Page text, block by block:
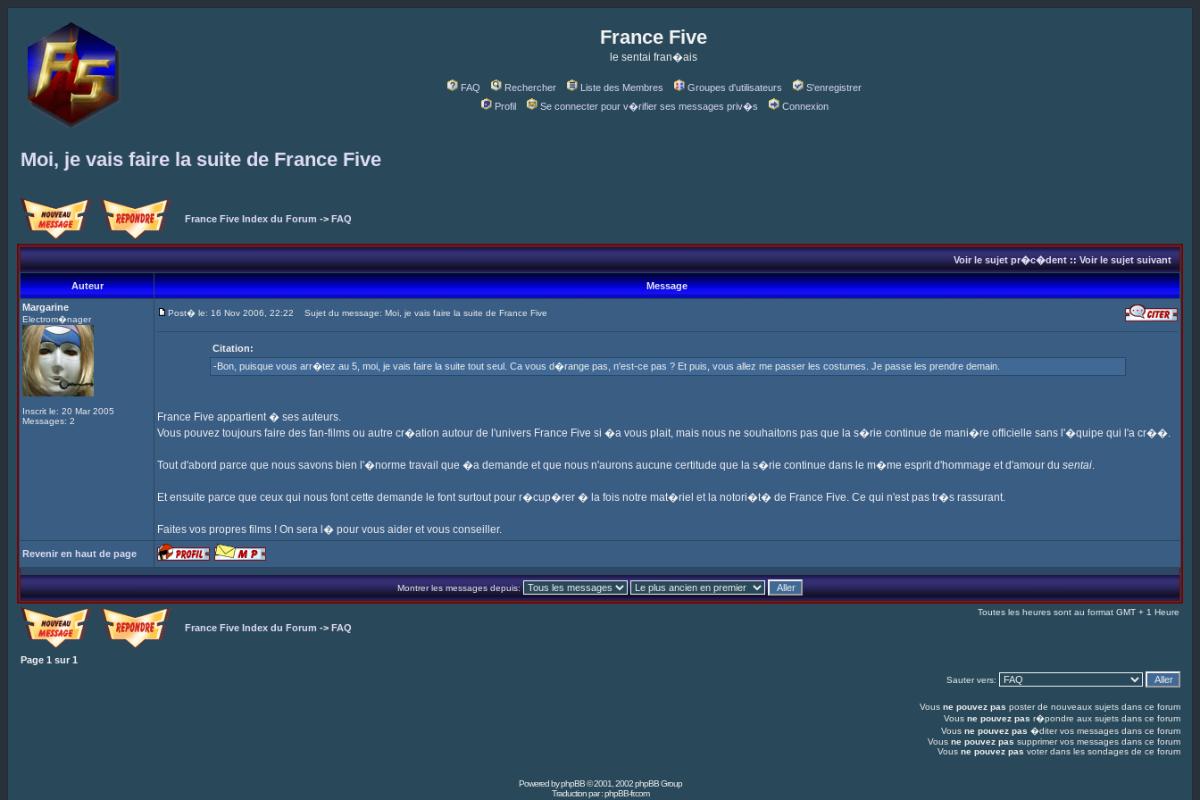
France Five
le sentai fran�ais
FAQ Rechercher Liste des Membres Groupes d'utilisateurs
S'enregistrer
Profil
Se connecter pour v�rifier ses messages priv�s Connexion
Moi, je vais faire la suite de France Five
France Five Index du Forum -> FAQ
Voir le sujet pr�c�dent::Voir le sujet suivant
Auteur
Message
Margarine
Electrom�nager
Inscrit le: 20 Mar 2005
Messages: 2
Post� le: 16 Nov 2006, 22:22 Sujet du message: Moi, je vais faire la suite de France Five
Citation:
-Bon, puisque vous arr�tez au 5, moi, je vais faire la suite tout seul. Ca vous d�range pas, n'est-ce pas ? Et puis, vous allez me passer les costumes. Je passe les prendre demain.
France Five appartient � ses auteurs.
Vous pouvez toujours faire des fan-films ou autre cr�ation autour de l'univers France Five si �a vous plait, mais nous ne souhaitons pas que la s�rie continue de mani�re officielle sans l'�quipe qui l'a cr��.
Tout d'abord parce que nous savons bien l'�norme travail que �a demande et que nous n'aurons aucune certitude que la s�rie continue dans le m�me esprit d'hommage et d'amour du sentai.
Et ensuite parce que ceux qui nous font cette demande le font surtout pour r�cup�rer � la fois notre mat�riel et la notori�t� de France Five. Ce qui n'est pas tr�s rassurant.
Faites vos propres films ! On sera l� pour vous aider et vous conseiller.
Revenir en haut de page
Montrer les messages depuis:
France Five Index du Forum -> FAQ
Toutes les heures sont au format GMT + 1 Heure
Page 1 sur 1
Sauter vers:
Vous ne pouvez pas poster de nouveaux sujets dans ce forum
Vous ne pouvez pas r�pondre aux sujets dans ce forum
Vous ne pouvez pas �diter vos messages dans ce forum
Vous ne pouvez pas supprimer vos messages dans ce forum
Vous ne pouvez pas voter dans les sondages de ce forum
Powered byphpBB© 2001, 2002 phpBB Group
Traduction par :phpBB-fr.com